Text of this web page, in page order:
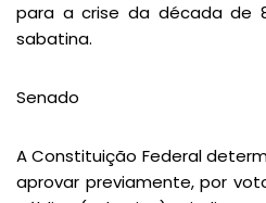
para a crise da década de
sabatina.
Senado
A Constituição Federal
aprovar previamente, por